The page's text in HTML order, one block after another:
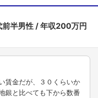
半男性
年収200万円
賃金だが、３０くらいか
銀と比べても下から数番